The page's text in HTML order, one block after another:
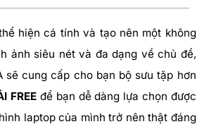
hiện cá tính và tạo nên một không
ảnh siêu nét và đa dạng về chủ đề,
sẽ cung cấp cho bạn bộ sưu tặp hơn
FREEđể bạn dễ dàng lựa chọn được
laptop của mình trở nên thật đáng